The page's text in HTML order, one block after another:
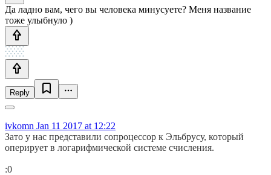
Да ладно вам, чего вы человека минусуете? Меня название
тоже улыбнуло )
Reply
ivkomn Jan 11 2017 at 12:22
Зато у нас представили сопроцессор к Эльбрусу, который
оперирует в логарифмической системе счисления.
:0